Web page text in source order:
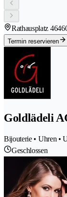
Rathausplatz 4
Termin reservieren
Goldlädeli
Bijouterie • Uhren •
Geschlossen